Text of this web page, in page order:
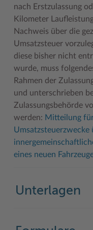
Woche der Seelischen
Karrieretag
Zahlen, Daten, Fakten
nach Erstzulassung
Kilometer
Nachweis über die
Umsatzsteuer
diese bisher nicht
wurde, muss
Rahmen der
und unterschrieben
Zulassungsbehörde
werden: Mitteilung
Umsatzsteuerzwecke
eines neuen
Unterlagen